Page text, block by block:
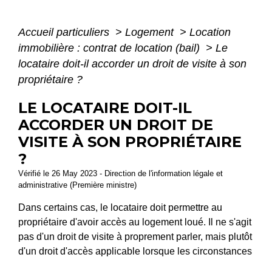
Accueil particuliers > Logement > Location
immobilière : contrat de location (bail) > Le
locataire doit-il accorder un droit de visite à son
propriétaire ?
LE LOCATAIRE DOIT-IL
ACCORDER UN DROIT DE
VISITE À SON PROPRIÉTAIRE
?
Vérifié le 26 May 2023 - Direction de l'information légale et
administrative (Première ministre)
Dans certains cas, le locataire doit permettre au
propriétaire d'avoir accès au logement loué. Il ne s'agit
pas d'un droit de visite à proprement parler, mais plutôt
d'un droit d'accès applicable lorsque les circonstances